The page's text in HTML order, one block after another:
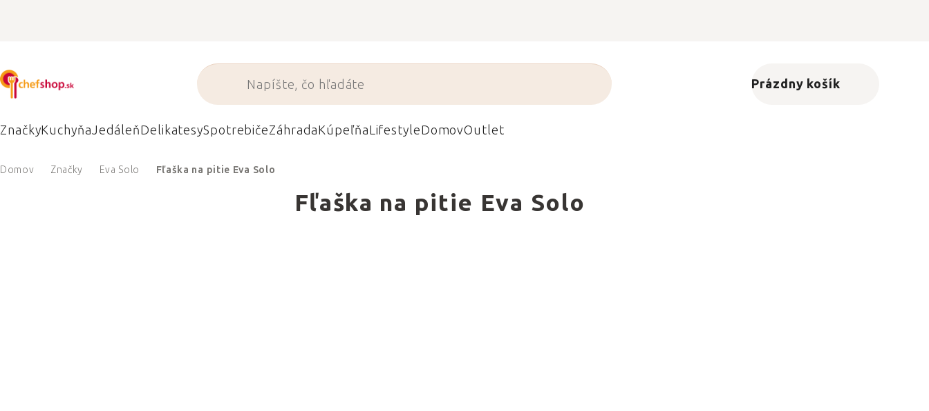
Nákupný košík
Prázdny košík
ZnačkyKuchyňaJedáleňDelikatesySpotrebičeZáhradaKúpeľňaLifestyleDomovOutlet
Domov Značky Eva Solo Fľaška na pitie Eva Solo
Fľaška na pitie Eva Solo